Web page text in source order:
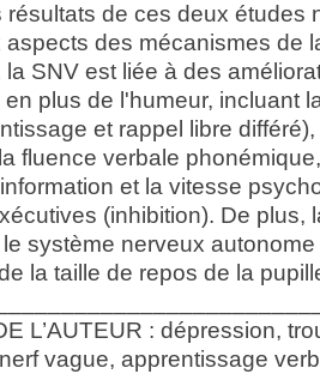
résultats de ces deux études
des mécanismes de
la SNV est liée à des
plus de l'humeur, incluant
et rappel libre
fluence verbale
et la vitesse
(inhibition). De plus,
système nerveux
la taille de repos de la
L’AUTEUR : dépression,
vague, apprentissage